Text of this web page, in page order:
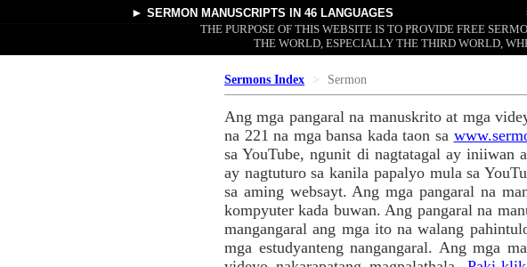
► SERMON MANUSCRIPTS IN 46 LANGUAGES
THE PURPOSE OF THIS WEBSITE IS TO PROVIDE FREE
THE WORLD, ESPECIALLY THE THIRD WORLD,
Sermons Index Sermon
Ang mga pangaral na manuskrito at mga
na 221 na mga bansa kada taon sa
sa YouTube, ngunit di nagtatagal ay iniiwan
ay nagtuturo sa kanila papalyo mula sa
sa aming websayt. Ang mga pangaral na
kompyuter kada buwan. Ang pangaral na
mangangaral ang mga ito na walang
mga estudyanteng nangangaral. Ang mga